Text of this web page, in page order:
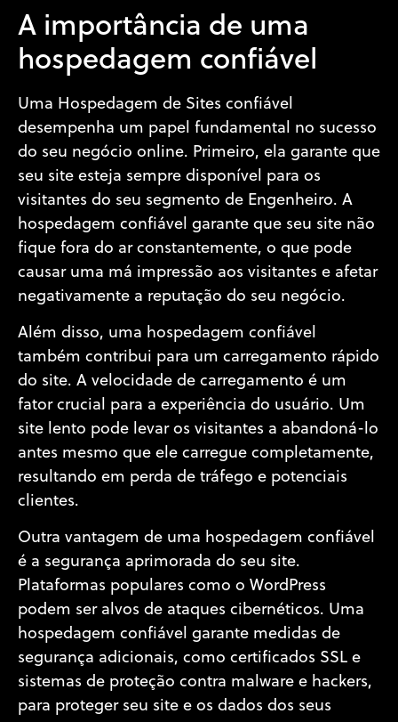
A importância de uma
hospedagem confiável
Uma Hospedagem de Sites confiável
desempenha um papel fundamental no sucesso
do seu negócio online. Primeiro, ela garante que
seu site esteja sempre disponível para os
visitantes do seu segmento de Engenheiro. A
hospedagem confiável garante que seu site não
fique fora do ar constantemente, o que pode
causar uma má impressão aos visitantes e afetar
negativamente a reputação do seu negócio.
Além disso, uma hospedagem confiável
também contribui para um carregamento rápido
do site. A velocidade de carregamento é um
fator crucial para a experiência do usuário. Um
site lento pode levar os visitantes a abandoná-lo
antes mesmo que ele carregue completamente,
resultando em perda de tráfego e potenciais
clientes.
Outra vantagem de uma hospedagem confiável
é a segurança aprimorada do seu site.
Plataformas populares como o WordPress
podem ser alvos de ataques cibernéticos. Uma
hospedagem confiável garante medidas de
segurança adicionais, como certificados SSL e
sistemas de proteção contra malware e hackers,
para proteger seu site e os dados dos seus